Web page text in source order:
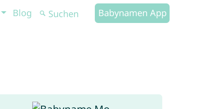
Blog Babynamen App